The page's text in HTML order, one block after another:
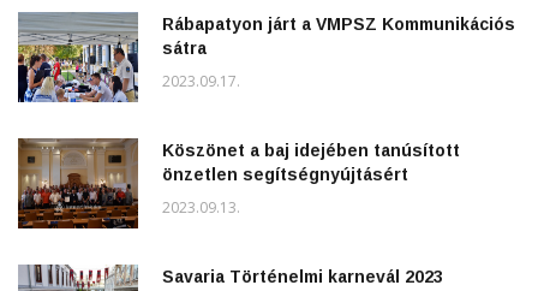
Rábapatyon járt a VMPSZ Kommunikációs
sátra
2023.09.17.
Köszönet a baj idejében tanúsított
önzetlen segítségnyújtásért
2023.09.13.
Savaria Történelmi karnevál 2023